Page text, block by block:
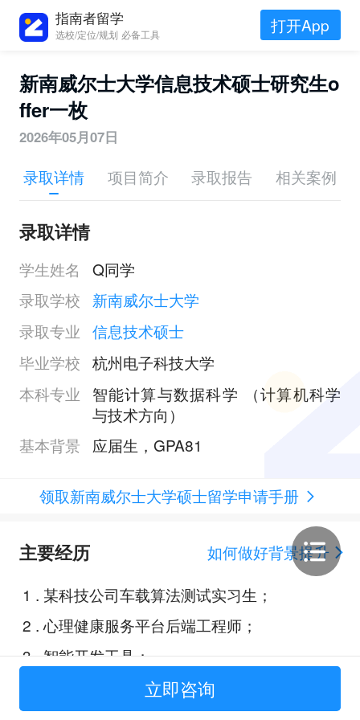
指南者留学
选校/定位/规划 必备工具 打开App
新南威尔士大学信息技术硕士研究生o
ffer一枚
2026年05月07日
录取详情 项目简介 录取报告 相关案例
录取详情
学生姓名
Q同学
录取学校
新南威尔士大学
录取专业 信息技术硕士
毕业学校 杭州电子科技大学
本科专业
智能计算与数据科学 （计算机科学
与技术方向）
基本背景
应届生，GPA81
领取新南威尔士大学硕士留学申请手册
主要经历
如何做好背景提升
1 . 某科技公司车载算法测试实习生；
2 . 心理健康服务平台后端工程师；
3.智能开发工具；
立即咨询